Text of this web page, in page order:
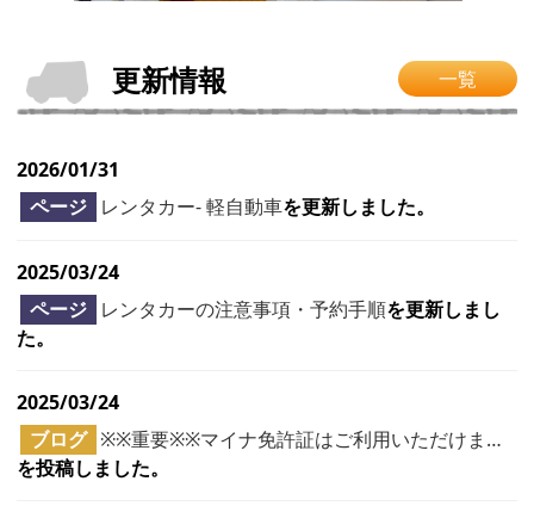
更新情報 一覧
2026/01/31
ページ レンタカー- 軽自動車を更新しました。
2025/03/24
ページ レンタカーの注意事項・予約手順を更新しまし
た。
2025/03/24
ブログ ※※重要※※マイナ免許証はご利用いただけま…
を投稿しました。